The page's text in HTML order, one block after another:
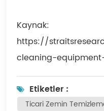
Kaynak:
https://
cleaning-
Etiketler :
Ticari Zemin